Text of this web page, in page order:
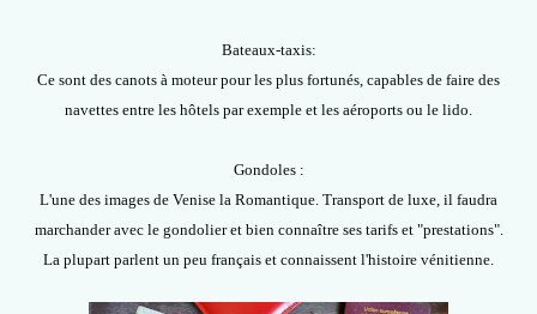
Bateaux-taxis:
Ce sont des canots à moteur pour les plus fortunés, capables de faire des
navettes entre les hôtels par exemple et les aéroports ou le lido.
Gondoles :
L'une des images de Venise la Romantique. Transport de luxe, il faudra
marchander avec le gondolier et bien connaître ses tarifs et "prestations".
La plupart parlent un peu français et connaissent l'histoire vénitienne.